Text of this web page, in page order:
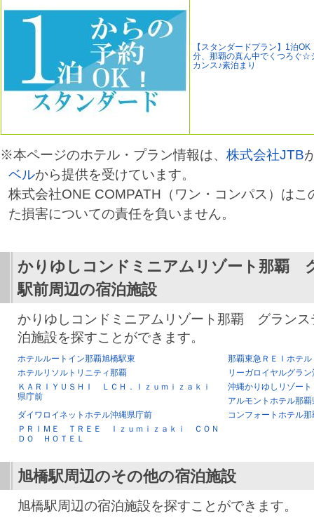
【スタンダードプラン】1泊OK
分、那覇の真ん中でくつろぐ☆
カンス♪素泊まり
※本ページのホテル・プラン情報は、 株式会社JTB
ベルから提供を受けています。
株式会社ONE COMPATH（ワン・コンパス）はこ
た損害についての責任を負いません。
かりゆしコンドミニアムリゾート那覇
駅前周辺の宿泊施設
かりゆしコンドミニアムリゾート那覇 グランス
泊施設を探すことができます。
ホテルルートイン那覇旭橋駅東
那覇東急ＲＥＩホテル
ホテルリソルトリニティ那覇
リーガロイヤルグラン
ＫＡＲＩＹＵＳＨＩ ＬＣＨ．Ｉｚｕｍｉｚａｋｉ
県庁前
沖縄かりゆしリゾー
アルモントホテル那覇
ダイワロイネットホテル沖縄県庁前
コンフォートホテル
ＰＲＩＭＥ ＴＲＥＥ Ｉｚｕｍｉｚａｋｉ ＣＯＮ
ＤＯ ＨＯＴＥＬ
旭橋駅周辺のその他の宿泊施設
旭橋駅周辺の宿泊施設を探すことができます。